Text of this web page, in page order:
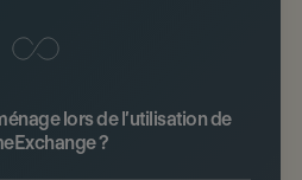
lors de l’utilisation de
?